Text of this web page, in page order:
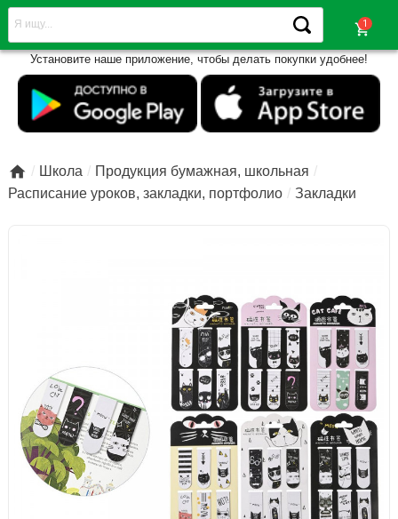
shopping_cart
Установите наше приложение, чтобы делать покупки удобнее!
 Школа
Продукция бумажная, школьная
Расписание уроков, закладки, портфолио
Закладки